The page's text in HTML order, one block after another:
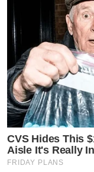
CVS Hides This
Aisle It's Really
FRIDAY PLANS